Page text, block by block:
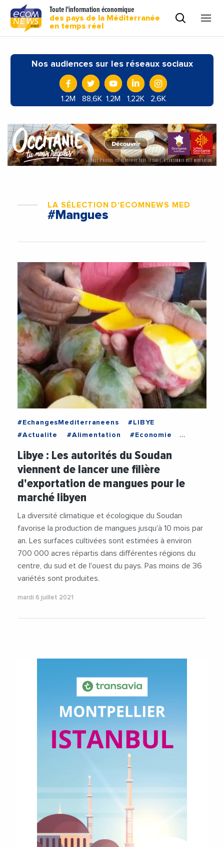
Toute l'information économique
des pays de la Méditerranée
en temps réel
Nos audiences sur les réseaux sociaux
1.2M 88,6K 1,2M 1,22K 2,6K
LA SÉLECTION D'ECOMNEWS MED
#Mangues
#EchangesMediterraneens
#LIBYE
#Actualite
#Alimentation
#Economie
Libye : Les autorités du Soudan
viennent de lancer une filière
d'exportation de mangues pour le
marché libyen
La diversité climatique et écologique du Soudan
favorise la production de mangues jusqu'à 10 mois par
an. Les surfaces cultivées sont estimées à environ
700 000 acres répartis dans différentes régions du
centre, du sud et de l'ouest du pays. Pas moins de 36
variétés sont produites.
mardi 6 juillet 2021